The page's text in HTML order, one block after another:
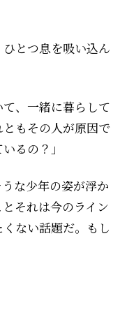
とつ息を吸い込ん
て、一緒に暮らして
もその人が原因で
るの？」
な少年の姿が浮か
――それは今のライン
ない話題だ。もし